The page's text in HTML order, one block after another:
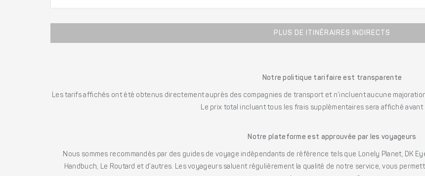
PLUS DE ITINÉRAIRES INDIRECTS
Notre politique tarifaire est transparente
Les tarifs affichés ont été obtenus directement auprès des compagnies de transport et n’incluent aucune
Le prix total incluant tous les frais supplémentaires sera affiché avant
Notre plateforme est approuvée par les voyageurs
Nous sommes recommandés par des guides de voyage indépendants de référence tels que Lonely Planet, DK
Handbuch, Le Routard et d’autres. Les voyageurs saluent régulièrement la qualité de notre service, vous